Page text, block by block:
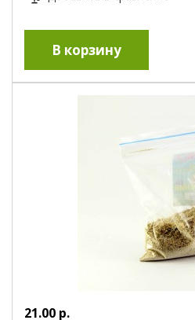
21.00 р.